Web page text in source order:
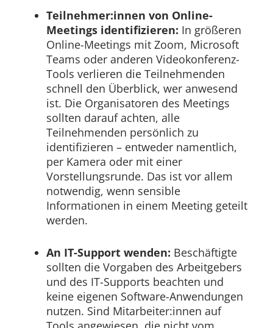
Teilnehmer:innen von Online-
Meetings identifizieren: In größeren
Online-Meetings mit Zoom, Microsoft
Teams oder anderen Videokonferenz-
Tools verlieren die Teilnehmenden
schnell den Überblick, wer anwesend
ist. Die Organisatoren des Meetings
sollten darauf achten, alle
Teilnehmenden persönlich zu
identifizieren – entweder namentlich,
per Kamera oder mit einer
Vorstellungsrunde. Das ist vor allem
notwendig, wenn sensible
Informationen in einem Meeting geteilt
werden.
An IT-Support wenden: Beschäftigte
sollten die Vorgaben des Arbeitgebers
und des IT-Supports beachten und
keine eigenen Software-Anwendungen
nutzen. Sind Mitarbeiter:innen auf